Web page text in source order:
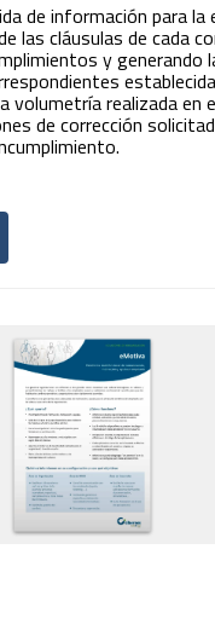
de información para la
las cláusulas de cada
y generando
volumetría realizada en
de corrección